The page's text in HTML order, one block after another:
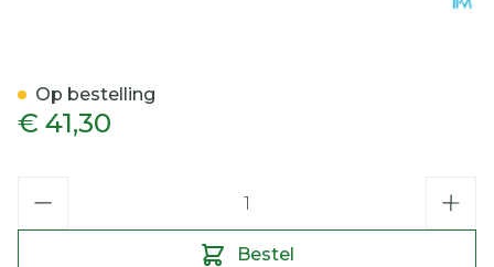
€ 41,30
Bestel
Op bestelling